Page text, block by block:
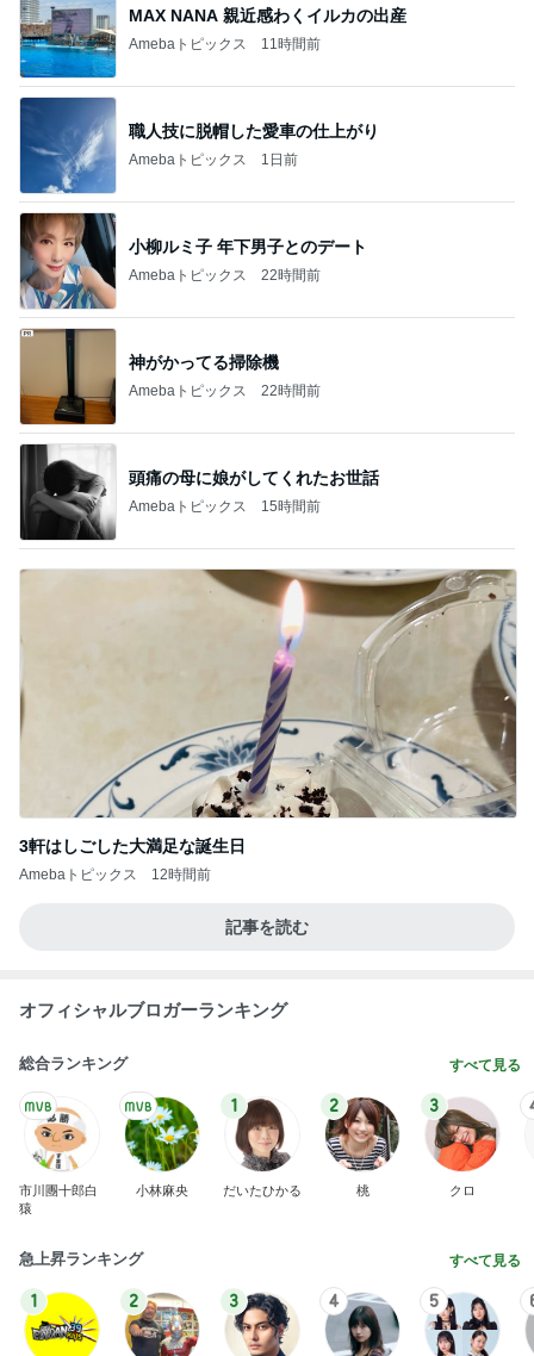
MAX NANA 親近感わくイルカの出産
Amebaトピックス 11時間前
職人技に脱帽した愛車の仕上がり
Amebaトピックス 1日前
小柳ルミ子 年下男子とのデート
Amebaトピックス 22時間前
神がかってる掃除機
Amebaトピックス 22時間前
頭痛の母に娘がしてくれたお世話
Amebaトピックス 15時間前
3軒はしごした大満足な誕生日
Amebaトピックス 12時間前
記事を読む
オフィシャルブロガーランキング
総合ランキング すべて見る
市川團十郎白
猿
小林麻央
1
だいたひかる
2
桃
3
クロ
急上昇ランキング すべて見る
1 2 3 4 5